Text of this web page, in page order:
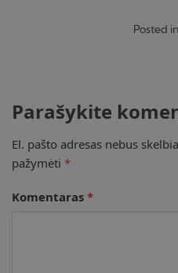
Posted
Parašykite
El. pašto adresas nebus
pažymėti *
Komentaras *